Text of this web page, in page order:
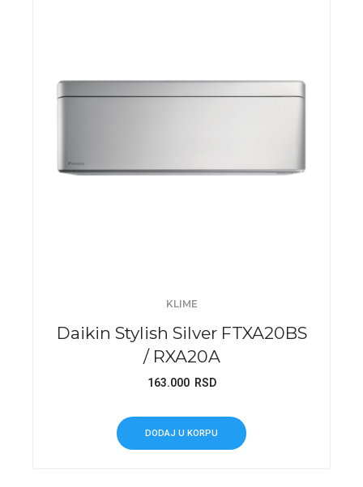
KLIME
Daikin Stylish Silver FTXA20BS
/ RXA20A
163.000 RSD
DODAJ U KORPU